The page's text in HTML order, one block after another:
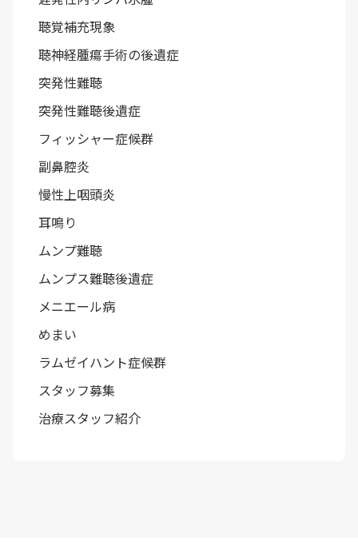
聴覚補充現象
聴神経腫瘍手術の後遺症
突発性難聴
突発性難聴後遺症
フィッシャー症候群
副鼻腔炎
慢性上咽頭炎
耳鳴り
ムンプ難聴
ムンプス難聴後遺症
メニエール病
めまい
ラムゼイハント症候群
スタッフ募集
治療スタッフ紹介